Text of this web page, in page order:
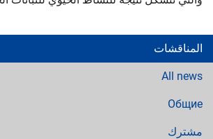
المناقشات
All news
Общие
مشترك